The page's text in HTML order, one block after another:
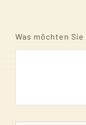
Was möchten